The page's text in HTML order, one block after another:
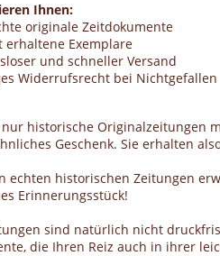
Ihnen:
originale Zeitdokumente
erhaltene Exemplare
und schneller Versand
Widerrufsrecht bei Nichtgefallen
historische Originalzeitungen
Geschenk. Sie erhalten
echten historischen Zeitungen
Erinnerungsstück!
sind natürlich nicht
die Ihren Reiz auch in ihrer